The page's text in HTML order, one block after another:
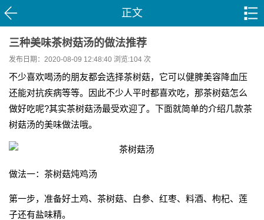
正文
三种美味茶树菇汤的做法推荐
发布日期：2020-08-09 12:48:40 浏览:104 次
不少喜欢喝汤的朋友都会选择茶树菇，它可以健脾美容降血压
还能对抗疾病等等。因此不少人平时都喜欢吃，那茶树菇怎么
做好吃呢?其实茶树菇汤最受欢迎了。下面就简单的介绍几款茶
树菇汤的美味做法哦。
做法一：茶树菇炖鸡汤
第一步，准备好土鸡、茶树菇、白参、红枣、料酒、枸杞、莲
子还有盐味精。